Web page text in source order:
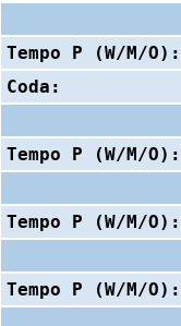
Tempo P (W/M/O):
Coda:
Tempo P (W/M/O):
Tempo P (W/M/O):
Tempo P (W/M/O):